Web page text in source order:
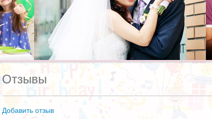
Отзывы
Добавить отзыв